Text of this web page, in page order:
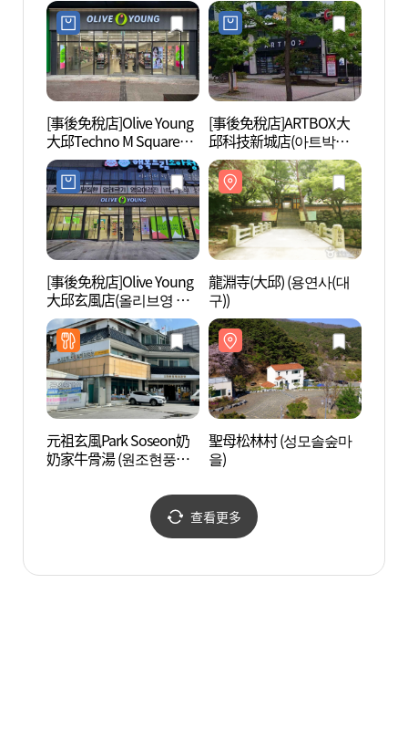
[事後免稅店]Olive Young
大邱Techno M Square店
(올리브영 대구테크노엠
스퀘어점)
[事後免稅店]ARTBOX大
邱科技新城店(아트박스
대구테크노폴리스점)
[事後免稅店]Olive Young
大邱玄風店(올리브영 대
구현풍점)
龍淵寺(大邱) (용연사(대
구))
元祖玄風Park Soseon奶
奶家牛骨湯 (원조현풍박
聖母松林村 (성모솔숲마
을)
查看更多